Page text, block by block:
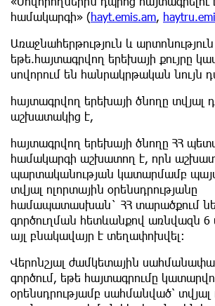
համակարգի» (hayt.emis.am,
Առաջնահերթություն և
եթե.հայտագրվող երեխայի քույրը
սովորում են հանրակրթական նույն
հայտագրվող երեխայի ծնողը տվյալ
աշխատակից է,
հայտագրվող երեխայի ծնողը ՀՀ
համակարգի աշխատող է, որն
պարտականության կատարմամբ
տվյալ ոլորտային օրենսդրությանը
համապատասխան` ՀՀ տարածքում
գործուղման հետևանքով առնվազն
այլ բնակավայր է տեղափոխվել:
Վերոնշյալ ժամկետային
գործում, եթե հայտագրումը
օրենսդրությամբ սահմանված՝ տվյալ